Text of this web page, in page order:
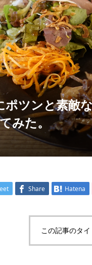
ポツンと素敵
みた。
Share Hatena
この記事のタ